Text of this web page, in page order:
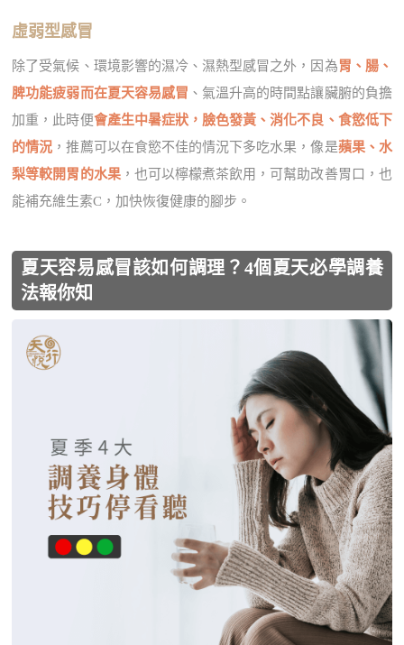
虛弱型感冒
除了受氣候、環境影響的濕冷、濕熱型感冒之外，因為胃、腸、
脾功能疲弱而在夏天容易感冒 、氣溫升高的時間點讓臟腑的負擔
加重，此時便會產生中暑症狀，臉色發黃、消化不良、食慾低下
的情況 ，推薦可以在食慾不佳的情況下多吃水果，像是蘋果、水
梨等較開胃的水果，也可以檸檬煮茶飲用，可幫助改善胃口，也
能補充維生素C，加快恢復健康的腳步。
夏天容易感冒該如何調理？4個夏天必學調養
法報你知